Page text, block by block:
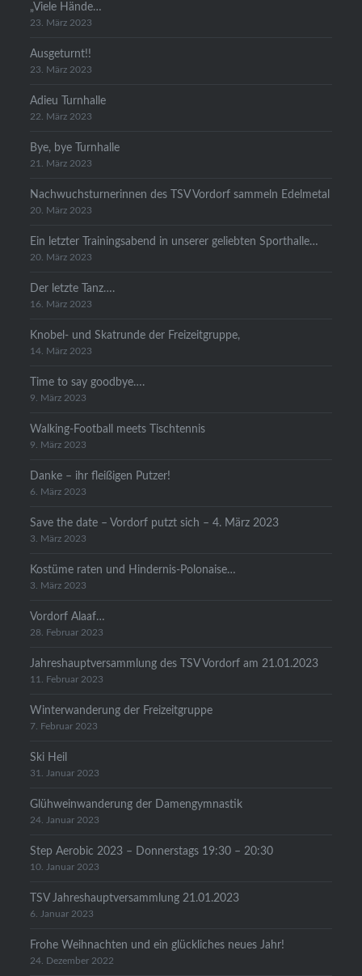
„Viele Hände…
23. März 2023
Ausgeturnt!!
23. März 2023
Adieu Turnhalle
22. März 2023
Bye, bye Turnhalle
21. März 2023
Nachwuchsturnerinnen des TSV Vordorf sammeln Edelmetal
20. März 2023
Ein letzter Trainingsabend in unserer geliebten Sporthalle…
20. März 2023
Der letzte Tanz….
16. März 2023
Knobel- und Skatrunde der Freizeitgruppe,
14. März 2023
Time to say goodbye….
9. März 2023
Walking-Football meets Tischtennis
9. März 2023
Danke – ihr fleißigen Putzer!
6. März 2023
Save the date – Vordorf putzt sich – 4. März 2023
3. März 2023
Kostüme raten und Hindernis-Polonaise…
3. März 2023
Vordorf Alaaf…
28. Februar 2023
Jahreshauptversammlung des TSV Vordorf am 21.01.2023
11. Februar 2023
Winterwanderung der Freizeitgruppe
7. Februar 2023
Ski Heil
31. Januar 2023
Glühweinwanderung der Damengymnastik
24. Januar 2023
Step Aerobic 2023 – Donnerstags 19:30 – 20:30
10. Januar 2023
TSV Jahreshauptversammlung 21.01.2023
6. Januar 2023
Frohe Weihnachten und ein glückliches neues Jahr!
24. Dezember 2022